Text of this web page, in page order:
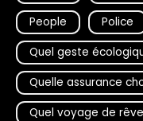
People
Police
Quel geste
Quelle assurance
Quel voyage de